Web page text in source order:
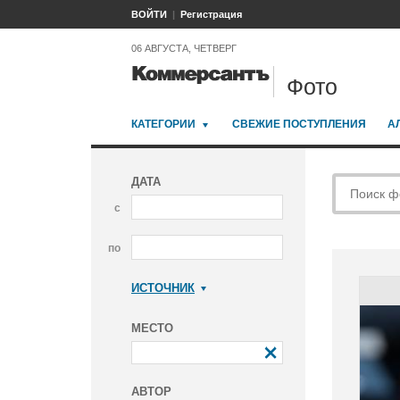
ВОЙТИ Регистрация
06 АВГУСТА, ЧЕТВЕРГ
Фото
КАТЕГОРИИ СВЕЖИЕ ПОСТУПЛЕНИЯ
ДАТА
с
по
ИСТОЧНИК
МЕСТО
АВТОР